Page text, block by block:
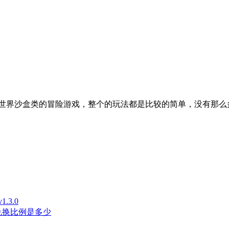
沙盒类的冒险游戏，整个的玩法都是比较的简单，没有那
比例是多少